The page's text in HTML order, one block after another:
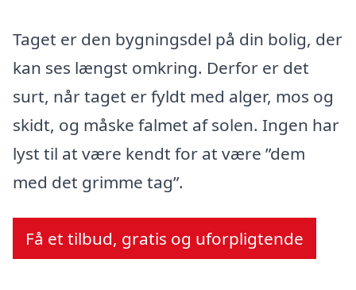
Taget er den bygningsdel på din bolig, der
kan ses længst omkring. Derfor er det
surt, når taget er fyldt med alger, mos og
skidt, og måske falmet af solen. Ingen har
lyst til at være kendt for at være ”dem
med det grimme tag”.
Få et tilbud, gratis og uforpligtende